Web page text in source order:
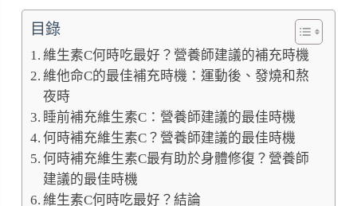
目錄
維生素C何時吃最好？營養師建議的補充時機
維他命C的最佳補充時機：運動後、發燒和熬
夜時
睡前補充維生素C：營養師建議的最佳時機
何時補充維生素C？營養師建議的最佳時機
何時補充維生素C最有助於身體修復？營養師
建議的最佳時機
維生素C何時吃最好？結論